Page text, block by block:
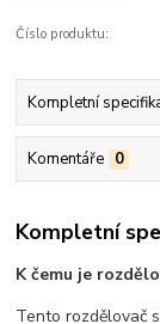
Číslo produktu:
Kompletní
Komentáře 0
Kompletní
K čemu je
Tento rozdělovač